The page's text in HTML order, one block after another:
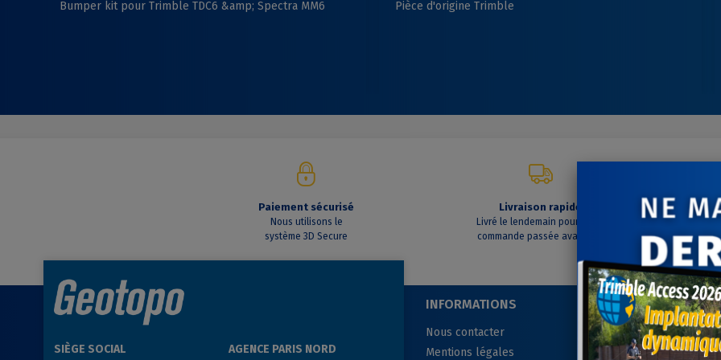
Bumper kit pour Trimble TDC6 &amp; Spectra MM6
Pièce d'origine Trimble
Paiement sécurisé
Nous utilisons le
système 3D Secure
Livraison rapide
Livré le lendemain pour toute
commande passée avant 14h
A
SIÈGE SOCIAL
AGENCE PARIS NORD
SUIVEZ-NOUS
INFORMATIONS
Nous contacter
Mentions légales